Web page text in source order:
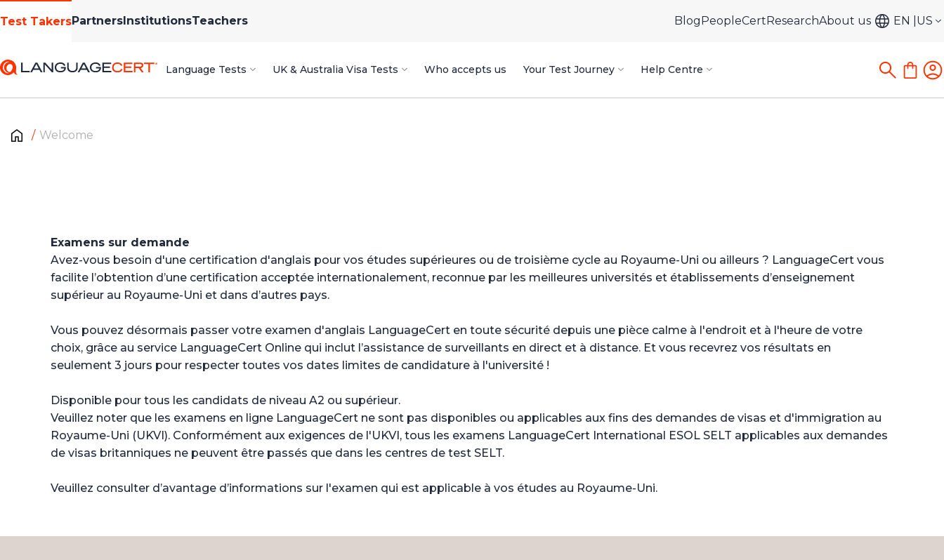
Test TakersPartnersInstitutionsTeachers BlogPeopleCertResearchAbout us EN US
Language Tests UK & Australia Visa Tests Who accepts us Your Test Journey Help Centre
Welcome
Examens sur demande
Avez-vous besoin d'une certification d'anglais pour vos études supérieures ou de troisième cycle au Royaume-Uni ou ailleurs ? LanguageCert vous
facilite l’obtention d’une certification acceptée internationalement, reconnue par les meilleures universités et établissements d’enseignement
supérieur au Royaume-Uni et dans d’autres pays.
Vous pouvez désormais passer votre examen d'anglais LanguageCert en toute sécurité depuis une pièce calme à l'endroit et à l'heure de votre
choix, grâce au service LanguageCert Online qui inclut l’assistance de surveillants en direct et à distance. Et vous recevrez vos résultats en
seulement 3 jours pour respecter toutes vos dates limites de candidature à l'université !
Disponible pour tous les candidats de niveau A2 ou supérieur.
Veuillez noter que les examens en ligne LanguageCert ne sont pas disponibles ou applicables aux fins des demandes de visas et d'immigration au
Royaume-Uni (UKVI). Conformément aux exigences de l'UKVI, tous les examens LanguageCert International ESOL SELT applicables aux demandes
de visas britanniques ne peuvent être passés que dans les centres de test SELT.
Veuillez consulter d’avantage d’informations sur l'examen qui est applicable à vos études au Royaume-Uni.